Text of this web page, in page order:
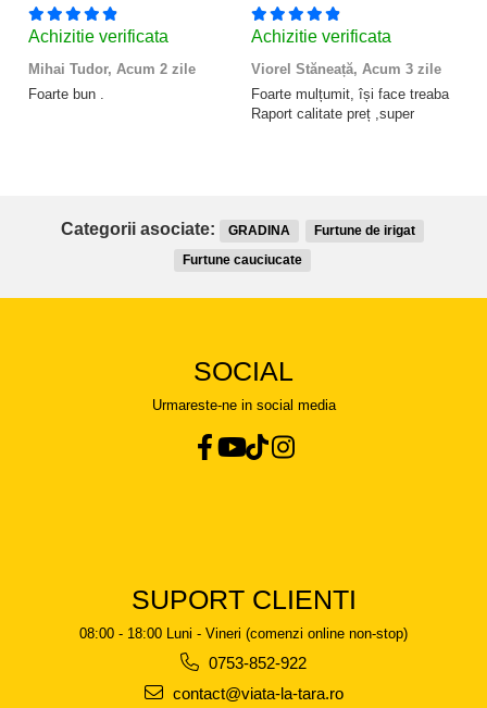
Achizitie verificata
Mihai Tudor, Acum 2 zile
Foarte bun .
Achizitie verificata
Viorel Stăneață, Acum 3 zile
Foarte mulțumit, își face treaba
Raport calitate preț ,super
Categorii asociate: GRADINA
Furtune de irigat
Furtune cauciucate
SOCIAL
Urmareste-ne in social media
SUPORT CLIENTI
08:00 - 18:00 Luni - Vineri (comenzi online non-stop)
0753-852-922
contact@viata-la-tara.ro